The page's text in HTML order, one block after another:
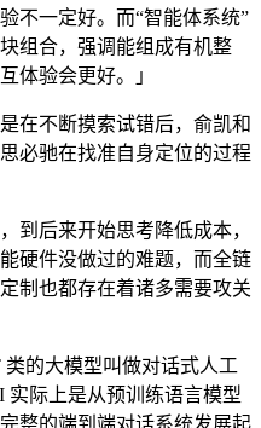
不一定好。而“智能体系统”
组合，强调能组成有机整
体验会更好。」
不断摸索试错后，俞凯和
必驰在找准自身定位的过程
后来开始思考降低成本，
硬件没做过的难题，而全链
制也都存在着诸多需要攻关
的大模型叫做对话式人工
实际上是从预训练语言模型
整的端到端对话系统发展起